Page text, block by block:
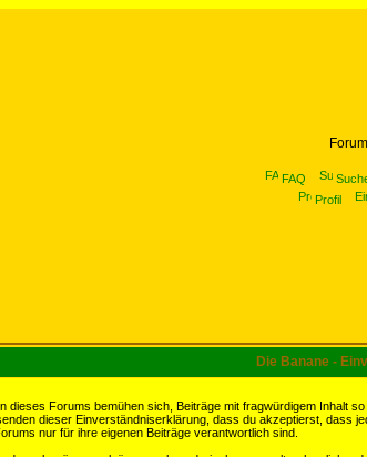
FAQ
Profil
Die Banane -
dieses Forums bemühen sich, Beiträge mit fragwürdigem Inhalt
dieser Einverständniserklärung, dass du akzeptierst, dass
nur für ihre eigenen Beiträge verantwortlich sind.